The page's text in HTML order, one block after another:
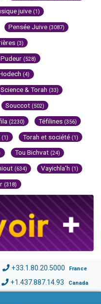
juive (1)
Pensée Juive (3087)
(3)
(528)
(4)
Science & Torah (33)
Souccot (502)
(2230) Téfilines (356)
(1) Torah et société (1)
Tou Bichvat (24)
(634) Vayichla'h (1)
(318)
+33.1.80.20.5000 France
+1.437.887.14.93 Canada